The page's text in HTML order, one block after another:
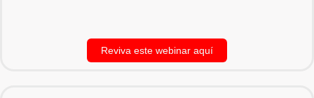
Reviva este webinar aquí